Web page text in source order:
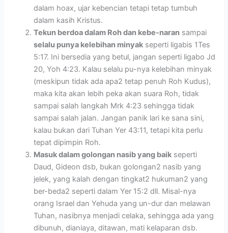
dalam hoax, ujar kebencian tetapi tetap tumbuh
dalam kasih Kristus.
Tekun berdoa dalam Roh dan kebe-naran sampai
selalu punya kelebihan minyak seperti ligabis 1Tes
5:17. Ini bersedia yang betul, jangan seperti ligabo Jd
20, Yoh 4:23. Kalau selalu pu-nya kelebihan minyak
(meskipun tidak ada apa2 tetap penuh Roh Kudus),
maka kita akan lebih peka akan suara Roh, tidak
sampai salah langkah Mrk 4:23 sehingga tidak
sampai salah jalan. Jangan panik lari ke sana sini,
kalau bukan dari Tuhan Yer 43:11, tetapi kita perlu
tepat dipimpin Roh.
Masuk dalam golongan nasib yang baik seperti
Daud, Gideon dsb, bukan golongan2 nasib yang
jelek, yang kalah dengan tingkat2 hukuman2 yang
ber-beda2 seperti dalam Yer 15:2 dll. Misal-nya
orang Israel dan Yehuda yang un-dur dan melawan
Tuhan, nasibnya menjadi celaka, sehingga ada yang
dibunuh, dianiaya, ditawan, mati kelaparan dsb.